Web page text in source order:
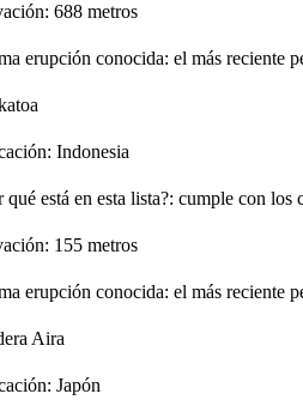
688 metros
erupción conocida: el más reciente
Indonesia
qué está en esta lista?: cumple con los
155 metros
erupción conocida: el más reciente
Aira
Japón